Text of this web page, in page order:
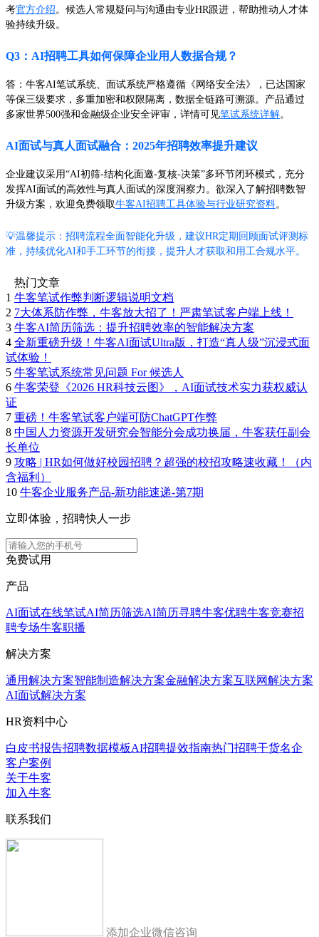
考官方介绍。候选人常规疑问与沟通由专业HR跟进，帮助推动人才体
验持续升级。
Q3：AI招聘工具如何保障企业用人数据合规？
答：牛客AI笔试系统、面试系统严格遵循《网络安全法》，已达国家
等保三级要求，多重加密和权限隔离，数据全链路可溯源。产品通过
多家世界500强和金融级企业安全评审，详情可见笔试系统详解。
AI面试与真人面试融合：2025年招聘效率提升建议
企业建议采用“AI初筛-结构化面邀-复核-决策”多环节闭环模式，充分
发挥AI面试的高效性与真人面试的深度洞察力。欲深入了解招聘数智
升级方案，欢迎免费领取牛客AI招聘工具体验与行业研究资料。
💡温馨提示：招聘流程全面智能化升级，建议HR定期回顾面试评测标
准，持续优化AI和手工环节的衔接，提升人才获取和用工合规水平。
热门文章
1 牛客笔试作弊判断逻辑说明文档
2 7大体系防作弊，牛客放大招了！严肃笔试客户端上线！
3 牛客AI简历筛选：提升招聘效率的智能解决方案
4 全新重磅升级！牛客AI面试Ultra版，打造“真人级”沉浸式面
试体验！
5 牛客笔试系统常见问题 For 候选人
6 牛客荣登《2026 HR科技云图》，AI面试技术实力获权威认
证
7 重磅！牛客笔试客户端可防ChatGPT作弊
8 中国人力资源开发研究会智能分会成功换届，牛客获任副会
长单位
9 攻略 | HR如何做好校园招聘？超强的校招攻略速收藏！（内
含福利）
10 牛客企业服务产品-新功能速递-第7期
立即体验，招聘快人一步
免费试用
产品
AI面试在线笔试AI简历筛选AI简历寻聘牛客优聘牛客竞赛招
聘专场牛客职播
解决方案
通用解决方案智能制造解决方案金融解决方案互联网解决方案
AI面试解决方案
HR资料中心
白皮书报告招聘数据模板AI招聘提效指南热门招聘干货名企
客户案例
关于牛客
加入牛客
联系我们
添加企业微信咨询